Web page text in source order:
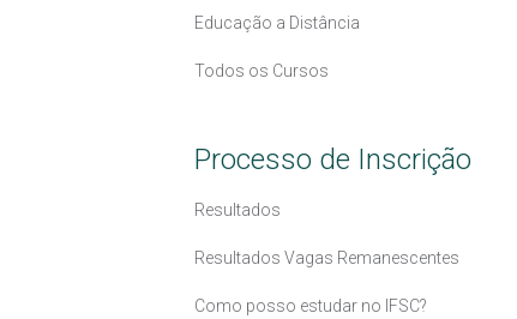
Educação a Distância
Todos os Cursos
Processo de Inscrição
Resultados
Resultados Vagas Remanescentes
Como posso estudar no IFSC?